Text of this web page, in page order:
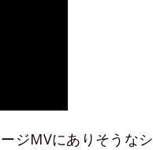
ジMVにありそうなシ